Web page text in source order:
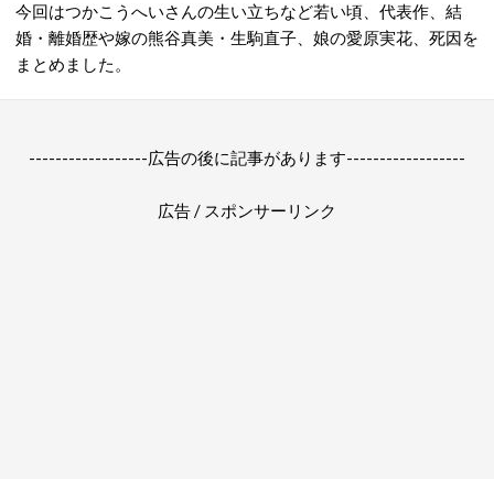
今回はつかこうへいさんの生い立ちなど若い頃、代表作、結
婚・離婚歴や嫁の熊谷真美・生駒直子、娘の愛原実花、死因を
まとめました。
------------------広告の後に記事があります------------------
広告 / スポンサーリンク